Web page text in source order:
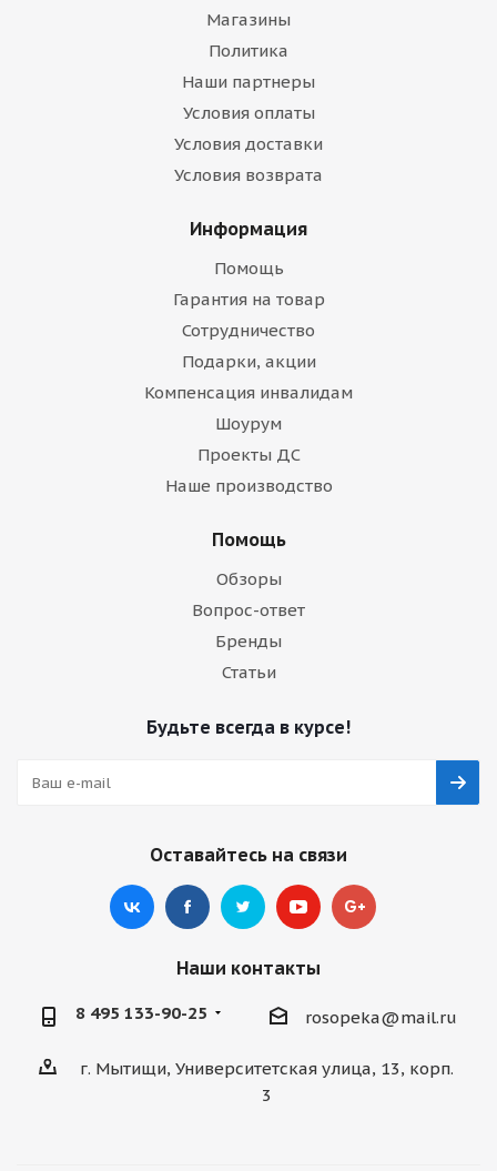
Магазины
Политика
Наши партнеры
Условия оплаты
Условия доставки
Условия возврата
Информация
Помощь
Гарантия на товар
Сотрудничество
Подарки, акции
Компенсация инвалидам
Шоурум
Проекты ДС
Наше производство
Помощь
Обзоры
Вопрос-ответ
Бренды
Статьи
Будьте всегда в курсе!
Оставайтесь на связи
Наши контакты
8 495 133-90-25 rosopeka@mail.ru
г. Мытищи, Университетская улица, 13, корп.
3